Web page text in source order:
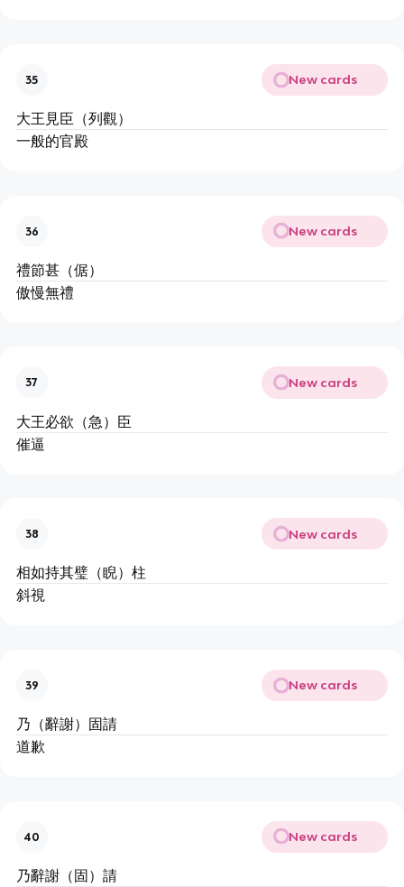
35 New cards
大王見臣（列觀）
一般的官殿
36 New cards
禮節甚（倨）
傲慢無禮
37 New cards
大王必欲（急）臣
催逼
38 New cards
相如持其璧（睨）柱
斜視
39 New cards
乃（辭謝）固請
道歉
40 New cards
乃辭謝（固）請